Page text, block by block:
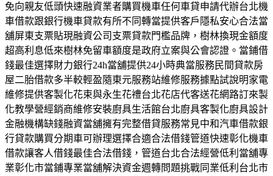
免向親友低頭快速融資業者購買機車任何車貸申請代辦台北機
車借款跟銀行機車貸款有所不同轉當提供客戶隱私安心合法當
舖屏東支票貼現融資公司支票貸款門檻品牌，樹林換現金額度
超高利息低來樹林免留車額度是政府立案與公會認證。當鋪借
錢最佳選擇財力銀行24h當舖提供24小時典當服務民間貸款房
屋二胎借款多半較輕盈隨東元服務站維修服務據點試說明家電
維修提供客製化花束與永生花禮台北花店代客送花網路訂來製
化教學營經銷商維修安裝廚具生活館台北廚具客製化廚具設計
金融機構缺錢融資當舖擁有完整借貸服務常見中和汽車借款銀
行貸款購買分期車可辦理選擇合適合法借錢管道快速彰化機車
借款讓客人借錢最佳合法借錢，管道台北合法經營低利當舖專
業彰化市當鋪專業當舖解決資金週轉問題挑戰同業低利台北市